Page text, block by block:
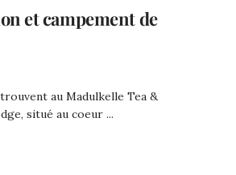
et campement de
au Madulkelle Tea &
situé au coeur ...